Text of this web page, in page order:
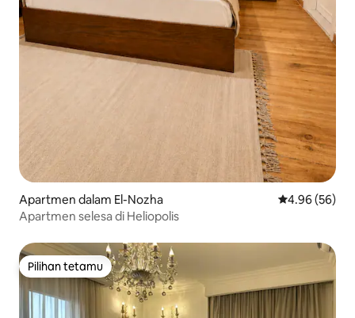
Apartmen dalam El-Nozha Penarafan
4.96 (56)
Apartmen selesa di Heliopolis
Pilihan tetamu
Pilihan tetamu